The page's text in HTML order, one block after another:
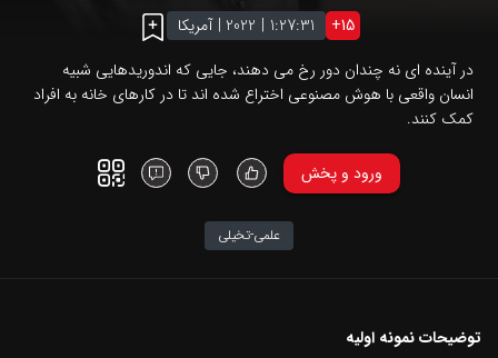
15
+
1:27:31
|
2022
| آمریکا
در آینده ای نه چندان دور رخ می دهند، جایی که اندوریدهایی شبیه
انسان واقعی با هوش مصنوعی اختراع شده اند تا در کارهای خانه به افراد
کمک کنند.
ورود و پخش
علمی-تخیلی
توضیحات نمونه اولیه